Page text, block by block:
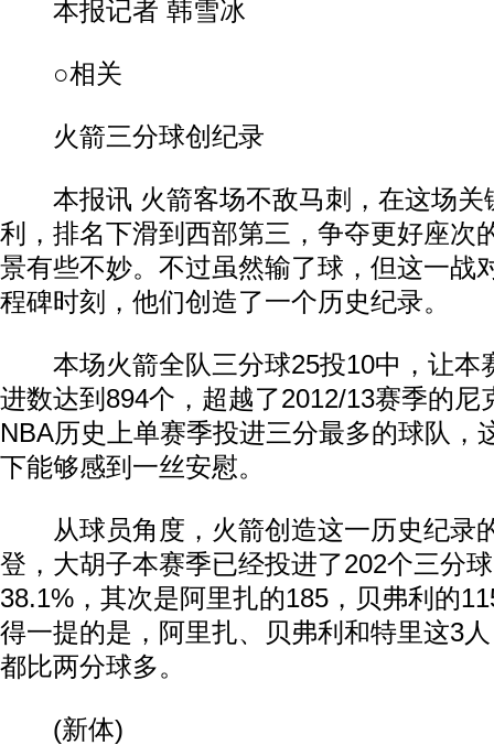
本报记者 韩雪冰
○相关
火箭三分球创纪录
本报讯 火箭客场不敌马刺，在这场关
利，排名下滑到西部第三，争夺更好座次
景有些不妙。不过虽然输了球，但这一战
程碑时刻，他们创造了一个历史纪录。
本场火箭全队三分球25投10中，让本
进数达到894个，超越了2012/13赛季的尼
NBA历史上单赛季投进三分最多的球队，
下能够感到一丝安慰。
从球员角度，火箭创造这一历史纪录
登，大胡子本赛季已经投进了202个三分
38.1%，其次是阿里扎的185，贝弗利的
得一提的是，阿里扎、贝弗利和特里这3
都比两分球多。
(新体)